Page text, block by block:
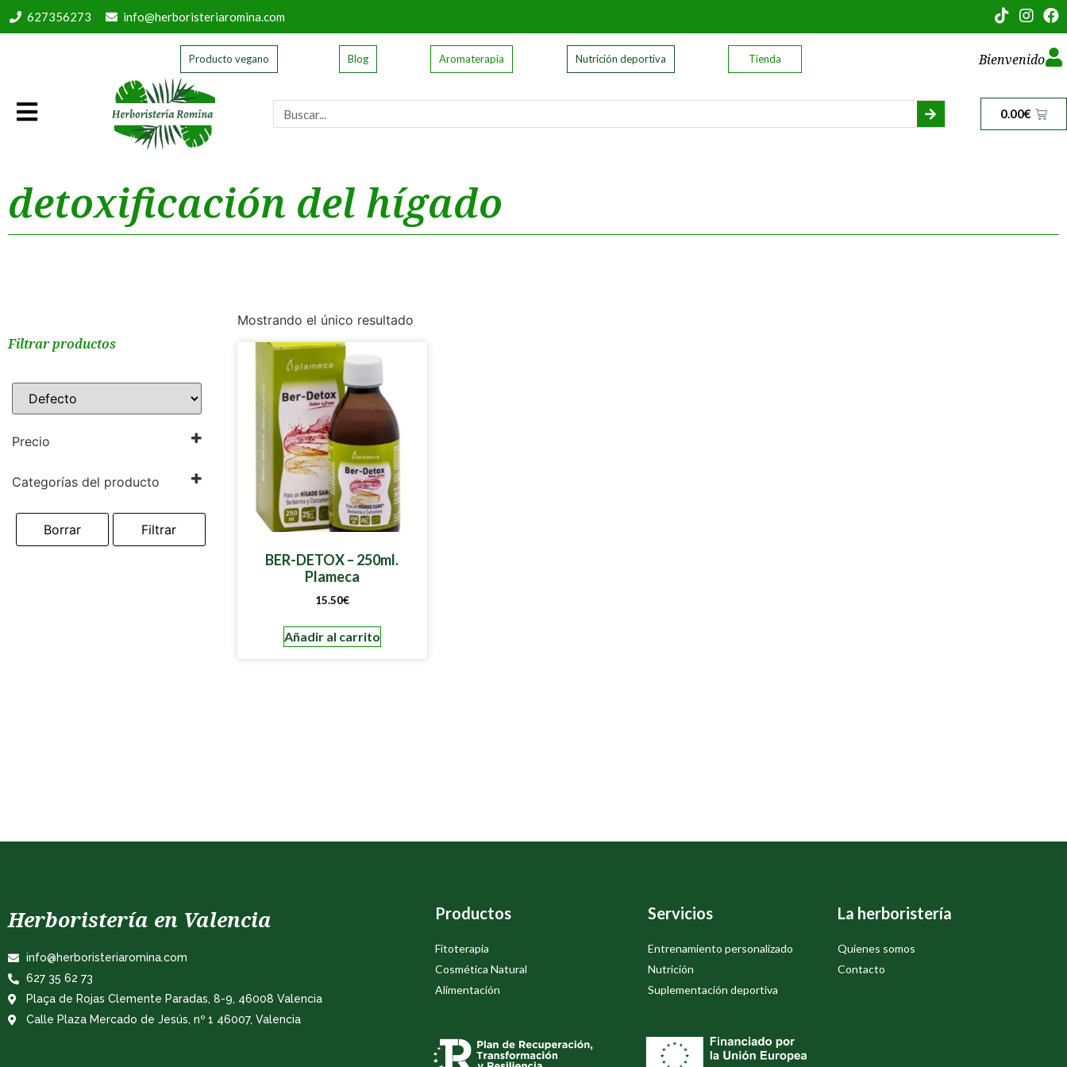
627356273 info@herboristeriaromina.com
Producto vegano Blog Aromaterapia Nutrición deportiva Tienda Bienvenido
0.00€
detoxificación del hígado
Filtrar productos
Precio
Categorías del producto
Fitoterapia
Detoxificantes del
Organismo
Filtrar
Borrar
Mostrando el único resultado
BER-DETOX – 250ml.
Plameca
15.50€
Añadir al carrito
Herboristería en Valencia
info@herboristeriaromina.com
627 35 62 73
Plaça de Rojas Clemente Paradas, 8-9, 46008 Valencia
Calle Plaza Mercado de Jesús, nº 1 46007, Valencia
Productos
Fitoterapia
Cosmética Natural
Alimentación
Servicios
Entrenamiento personalizado
Nutrición
Suplementación deportiva
La herboristería
Quienes somos
Contacto